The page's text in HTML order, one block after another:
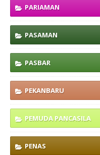
PARIAMAN
PASAMAN
PASBAR
PEKANBARU
PEMUDA PANCASILA
PENAS